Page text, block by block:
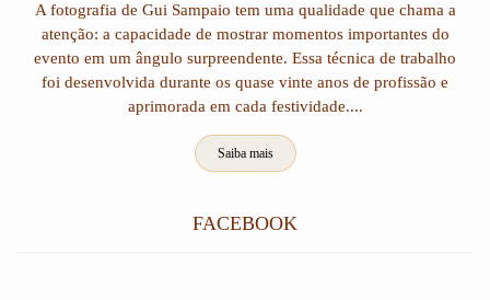
A fotografia de Gui Sampaio tem uma qualidade que chama a
atenção: a capacidade de mostrar momentos importantes do
evento em um ângulo surpreendente. Essa técnica de trabalho
foi desenvolvida durante os quase vinte anos de profissão e
aprimorada em cada festividade....
Saiba mais
FACEBOOK